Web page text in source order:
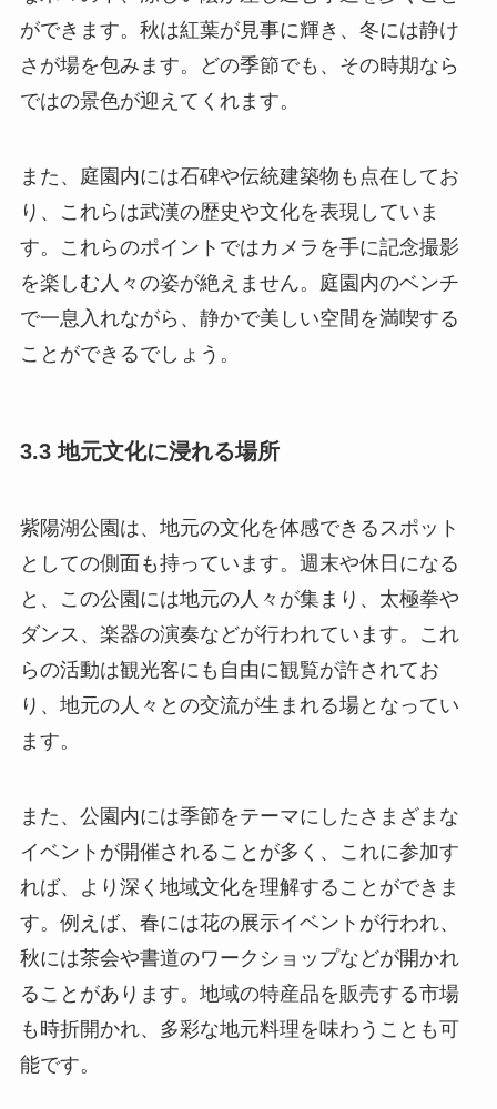
ができます。秋は紅葉が見事に輝き、冬には静け
さが場を包みます。どの季節でも、その時期なら
ではの景色が迎えてくれます。
また、庭園内には石碑や伝統建築物も点在してお
り、これらは武漢の歴史や文化を表現していま
す。これらのポイントではカメラを手に記念撮影
を楽しむ人々の姿が絶えません。庭園内のベンチ
で一息入れながら、静かで美しい空間を満喫する
ことができるでしょう。
3.3 地元文化に浸れる場所
紫陽湖公園は、地元の文化を体感できるスポット
としての側面も持っています。週末や休日になる
と、この公園には地元の人々が集まり、太極拳や
ダンス、楽器の演奏などが行われています。これ
らの活動は観光客にも自由に観覧が許されてお
り、地元の人々との交流が生まれる場となってい
ます。
また、公園内には季節をテーマにしたさまざまな
イベントが開催されることが多く、これに参加す
れば、より深く地域文化を理解することができま
す。例えば、春には花の展示イベントが行われ、
秋には茶会や書道のワークショップなどが開かれ
ることがあります。地域の特産品を販売する市場
も時折開かれ、多彩な地元料理を味わうことも可
能です。